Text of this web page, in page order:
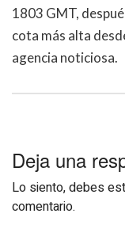
1803 GMT,
cota más alta
agencia noticiosa.
Deja una
Lo siento, debes
comentario.